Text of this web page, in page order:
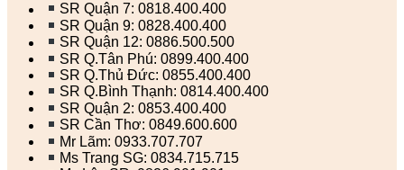
SR Quận 7: 0818.400.400
SR Quận 9: 0828.400.400
SR Quận 12: 0886.500.500
SR Q.Tân Phú: 0899.400.400
SR Q.Thủ Đức: 0855.400.400
SR Q.Bình Thạnh: 0814.400.400
SR Quận 2: 0853.400.400
SR Cần Thơ: 0849.600.600
Mr Lãm: 0933.707.707
Ms Trang SG: 0834.715.715